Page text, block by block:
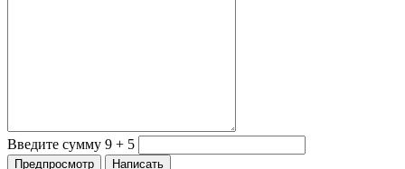
Введите сумму 9 + 5